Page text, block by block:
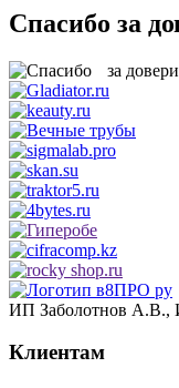
Спасибо за
за
ИП Заболотнов А.В.,
Клиентам